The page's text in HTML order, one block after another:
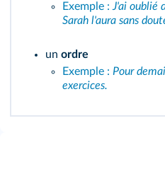
Exemple : J'ai oublié
Sarah l'aura sans
un ordre
Exemple : Pour
exercices.